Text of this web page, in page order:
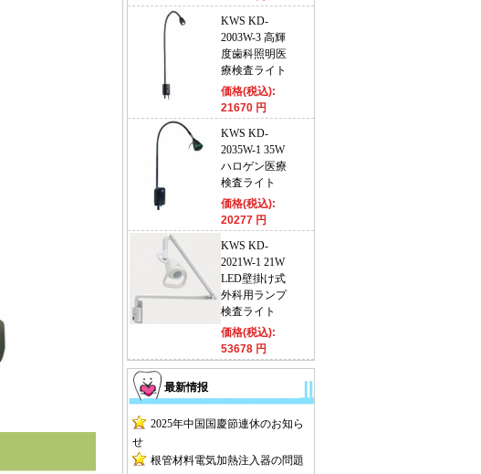
KWS KD-
2003W-3 高輝
度歯科照明医
療検査ライト
価格(税込):
21670 円
KWS KD-
2035W-1 35W
ハロゲン医療
検査ライト
価格(税込):
20277 円
KWS KD-
2021W-1 21W
LED壁掛け式
外科用ランプ
検査ライト
価格(税込):
53678 円
最新情报
2025年中国国慶節連休のお知ら
せ
根管材料電気加熱注入器の問題